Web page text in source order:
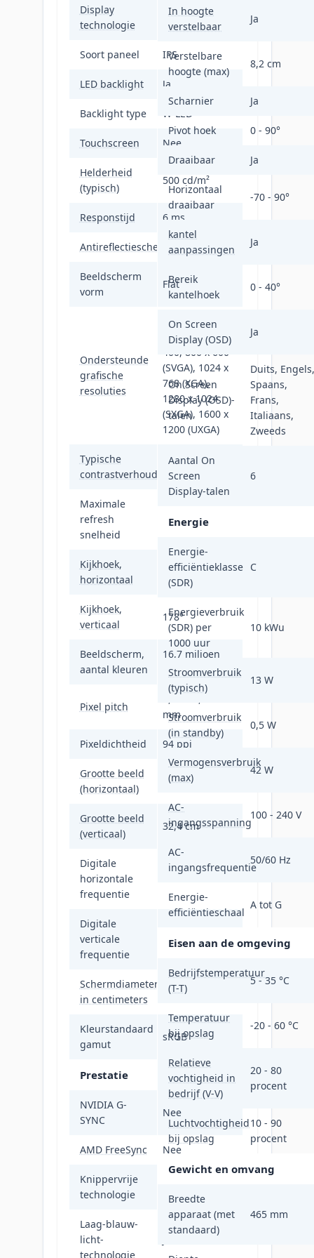
Display
technologie
LCD
Soort paneel IPS
LED backlight Ja
Backlight type W-LED
Touchscreen Nee
Helderheid
(typisch)
500 cd/m²
Responstijd 6 ms
AntireflectieschermJa
Beeldscherm
vorm
Flat
Ondersteunde
grafische
resoluties
640 x 480
(VGA), 720 x
400, 800 x 600
(SVGA), 1024 x
768 (XGA),
1280 x 1024
(SXGA), 1600 x
1200 (UXGA)
Typische
contrastverhouding
1800:1
Maximale
refresh
snelheid
60 Hz
Kijkhoek,
horizontaal
178°
Kijkhoek,
verticaal
178°
Beeldscherm,
aantal kleuren
16,7 miljoen
kleuren
Pixel pitch
0,27 x 0,27
mm
Pixeldichtheid 94 ppi
Grootte beeld
(horizontaal)
43,2 cm
Grootte beeld
(verticaal)
32,4 cm
Digitale
horizontale
frequentie
31 - 76 kHz
Digitale
verticale
frequentie
59 - 61 Hz
Schermdiameter
in centimeters
54 cm
Kleurstandaard
gamut
sRGB
Prestatie
NVIDIA G-
SYNC
Nee
AMD FreeSync Nee
Knippervrije
technologie
Laag-blauw-
licht-
technologie
In hoogte
verstelbaar
Ja
Verstelbare
hoogte (max)
8,2 cm
Scharnier Ja
Pivot hoek 0 - 90°
Draaibaar Ja
Horizontaal
draaibaar
-70 - 90°
kantel
aanpassingen
Ja
Bereik
kantelhoek
0 - 40°
On Screen
Display (OSD)
Ja
On Screen
Display (OSD)-
talen
Duits, Engels,
Spaans,
Frans,
Italiaans,
Zweeds
Aantal On
Screen
Display-talen
6
Energie
Energie-
efficiëntieklasse
(SDR)
C
Energieverbruik
(SDR) per
1000 uur
10 kWu
Stroomverbruik
(typisch)
13 W
Stroomverbruik
(in standby)
0,5 W
Vermogensverbruik
(max)
42 W
AC-
ingangsspanning
100 - 240 V
AC-
ingangsfrequentie
50/60 Hz
Energie-
efficiëntieschaal
A tot G
Eisen aan de omgeving
Bedrijfstemperatuur
(T-T)
5 - 35 °C
Temperatuur
bij opslag
-20 - 60 °C
Relatieve
vochtigheid in
bedrijf (V-V)
20 - 80
procent
Luchtvochtigheid
bij opslag
10 - 90
procent
Gewicht en omvang
Breedte
apparaat (met
standaard)
465 mm